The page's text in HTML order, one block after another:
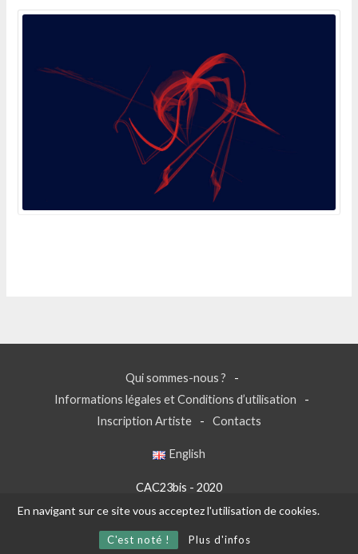
En navigant sur ce site vous acceptez l'utilisation de cookies.
C'est noté ! Plus d'infos
Qui sommes-nous ?
Informations légales et Conditions d’utilisation
Inscription Artiste
Contacts
English
CAC23bis - 2020